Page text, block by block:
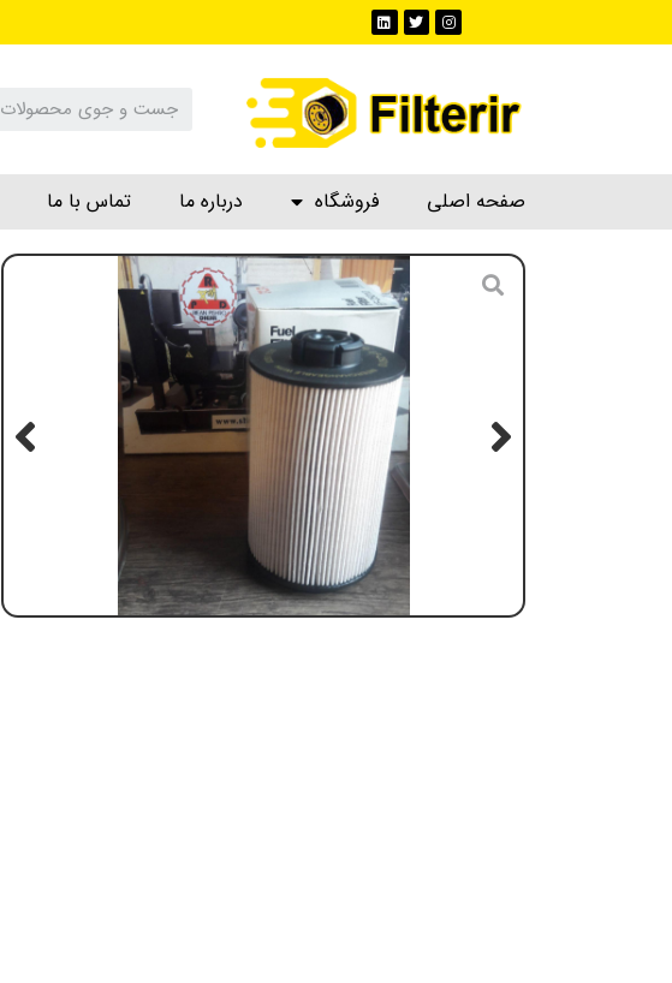
صفحه اصلی فروشگاه درباره ما تماس با ما